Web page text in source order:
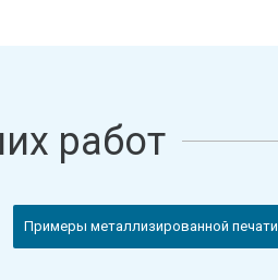
работ
Примеры металлизированной печати